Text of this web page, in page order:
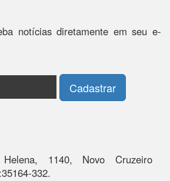
notícias diretamente em seu e-
1140, Novo Cruzeiro
332.